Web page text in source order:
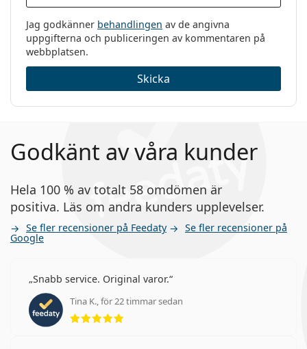
Jag godkänner behandlingen av de angivna
uppgifterna och publiceringen av kommentaren på
webbplatsen.
Skicka
Godkänt av våra kunder
Hela 100 % av totalt 58 omdömen är
positiva. Läs om andra kunders upplevelser.
Se fler recensioner på Feedaty Se fler recensioner på
Google
Snabb service. Original varor.
Tina K., för 22 timmar sedan